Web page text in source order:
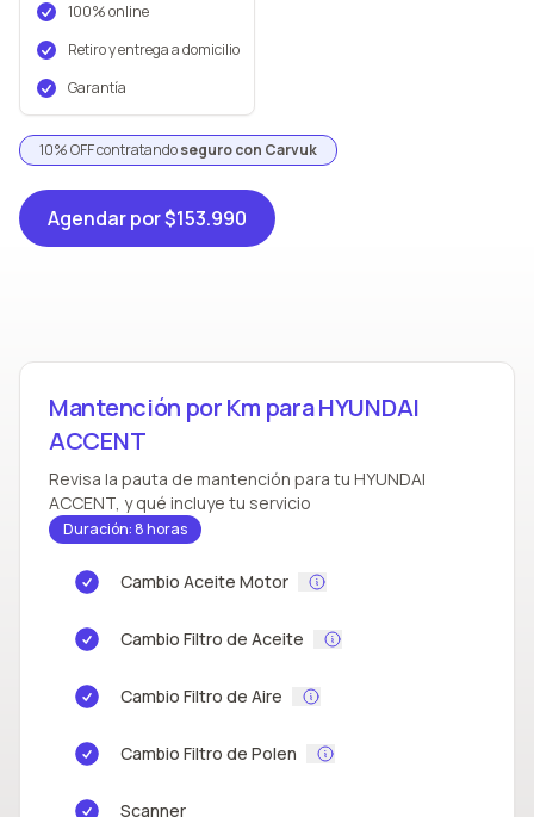
100% online
Retiro y entrega a domicilio
Garantía
10% OFF contratandoseguro con Carvuk
Agendarpor $153.990
Mantención por Km para HYUNDAI
ACCENT
Revisa la pauta de mantención para tu HYUNDAI
ACCENT, y qué incluye tu servicio
Duración: 8 horas
Cambio Aceite Motor
Cambio Filtro de Aceite
Cambio Filtro de Aire
Cambio Filtro de Polen
Scanner